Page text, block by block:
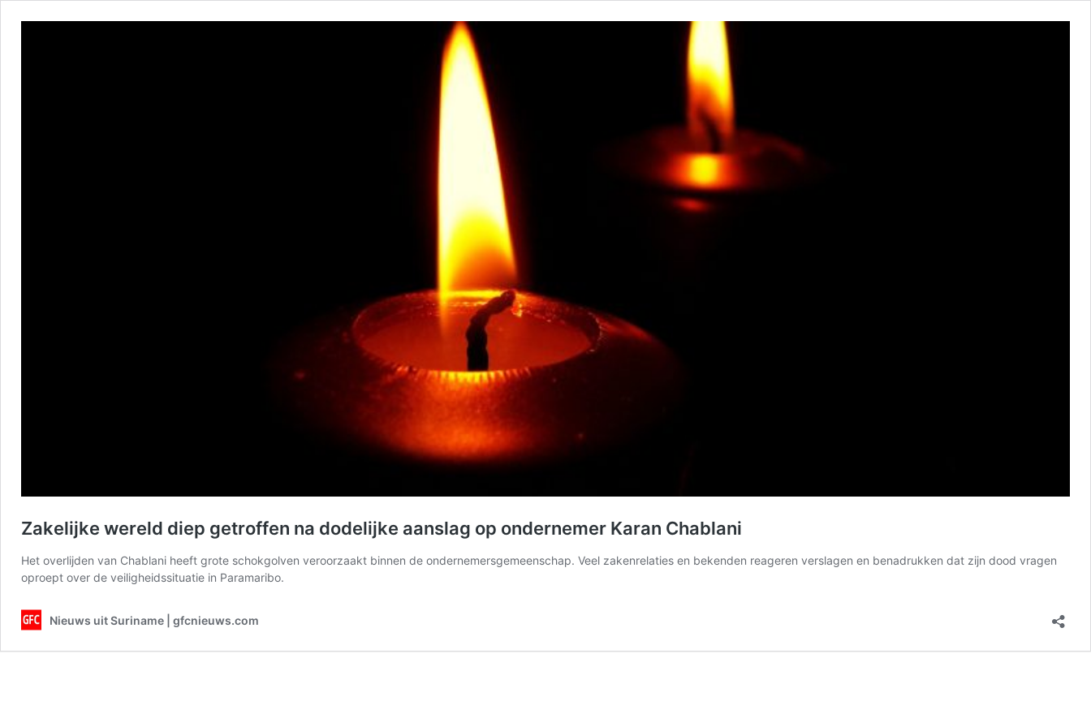
Zakelijke wereld diep getroffen na dodelijke aanslag op ondernemer Karan Chablani
Het overlijden van Chablani heeft grote schokgolven veroorzaakt binnen de ondernemersgemeenschap. Veel zakenrelaties en bekenden reageren verslagen en benadrukken dat zijn dood vragen
oproept over de veiligheidssituatie in Paramaribo.
Nieuws uit Suriname | gfcnieuws.com